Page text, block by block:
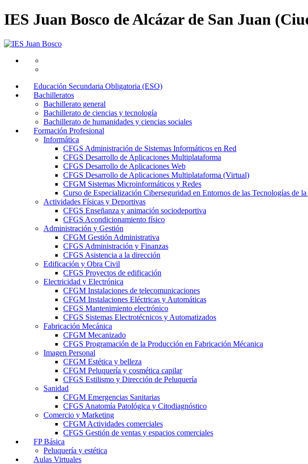
IES Juan Bosco de Alcázar de San Juan
Educación Secundaria Obligatoria (ESO)
Bachilleratos
Bachillerato general
Bachillerato de ciencias y tecnología
Bachillerato de humanidades y ciencias sociales
Formación Profesional
Informática
CFGS Administración de Sistemas Informáticos en Red
CFGS Desarrollo de Aplicaciones Multiplataforma
CFGS Desarrollo de Aplicaciones Web
CFGS Desarrollo de Aplicaciones Multiplataforma (Virtual)
CFGM Sistemas Microinformáticos y Redes
Curso de Especialización Ciberseguridad en Entornos de las Tecnologías de
Actividades Físicas y Deportivas
CFGS Enseñanza y animación sociodeportiva
CFGS Acondicionamiento físico
Administración y Gestión
CFGM Gestión Administrativa
CFGS Administración y Finanzas
CFGS Asistencia a la dirección
Edificación y Obra Civil
CFGS Proyectos de edificación
Electricidad y Electrónica
CFGM Instalaciones de telecomunicaciones
CFGM Instalaciones Eléctricas y Automáticas
CFGS Mantenimiento electrónico
CFGS Sistemas Electrotécnicos y Automatizados
Fabricación Mecánica
CFGM Mecanizado
CFGS Programación de la Producción en Fabricación Mécanica
Imagen Personal
CFGM Estética y belleza
CFGM Peluquería y cosmética capilar
CFGS Estilismo y Dirección de Peluquería
Sanidad
CFGM Emergencias Sanitarias
CFGS Anatomía Patológica y Citodiagnóstico
Comercio y Marketing
CFGM Actividades comerciales
CFGS Gestión de ventas y espacios comerciales
FP Básica
Peluquería y estética
Aulas Virtuales